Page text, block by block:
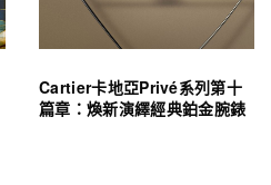
Cartier卡地亞Privé系列第十
篇章：煥新演繹經典鉑金腕錶